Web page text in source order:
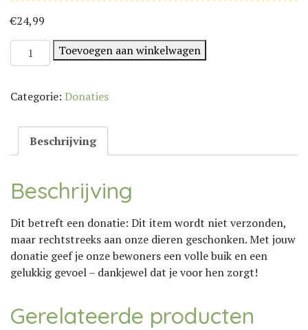
€24,99
Eén
dag
voeding
de
poezen
Toevoegen aan winkelwagen
Categorie: Donaties
Beschrijving
Beschrijving
Dit betreft een donatie: Dit item wordt niet verzonden,
maar rechtstreeks aan onze dieren geschonken. Met jouw
donatie geef je onze bewoners een volle buik en een
gelukkig gevoel – dankjewel dat je voor hen zorgt!
Gerelateerde producten